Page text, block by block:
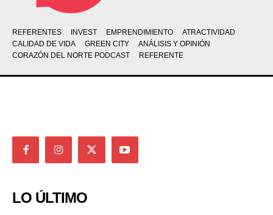
REFERENTES INVEST EMPRENDIMIENTO
ATRACTIVIDAD
CALIDAD DE VIDA
GREEN CITY
ANÁLISIS Y OPINIÓN
CORAZÓN DEL NORTE PODCAST
REFERENTE
LO ÚLTIMO